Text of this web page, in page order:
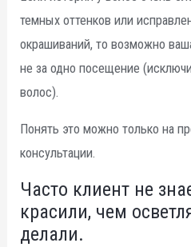
темных оттенков или
окрашиваний, то возможно
не за одно посещение
волос).
Понять это можно только на
консультации.
Часто клиент не
красили, чем
делали.